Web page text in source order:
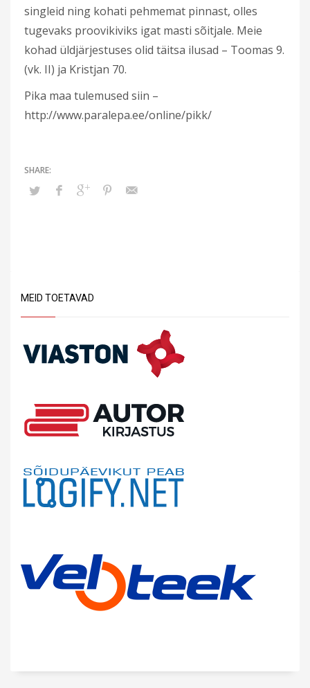
singleid ning kohati pehmemat pinnast, olles
tugevaks proovikiviks igat masti sõitjale. Meie
kohad üldjärjestuses olid täitsa ilusad – Toomas 9.
(vk. II) ja Kristjan 70.
Pika maa tulemused siin –
http://www.paralepa.ee/online/pikk/
MEID TOETAVAD